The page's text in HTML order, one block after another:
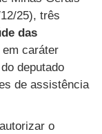
25), três
das
caráter
deputado
de assistência
o